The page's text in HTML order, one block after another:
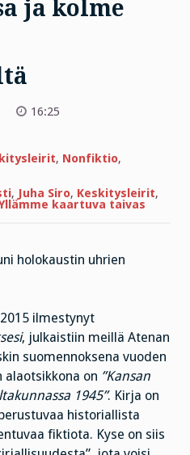
ja kolme
16:25
, Nonfiktio,
, Juha Siro, Keskitysleirit,
kaartuva taivas
holokaustin uhrien
ilmestynyt
, julkaistiin meillä Atenan
suomennoksena vuoden
alaotsikkona on ”Kansan
1945”. Kirja on
historiallista
fiktiota. Kyse on siis